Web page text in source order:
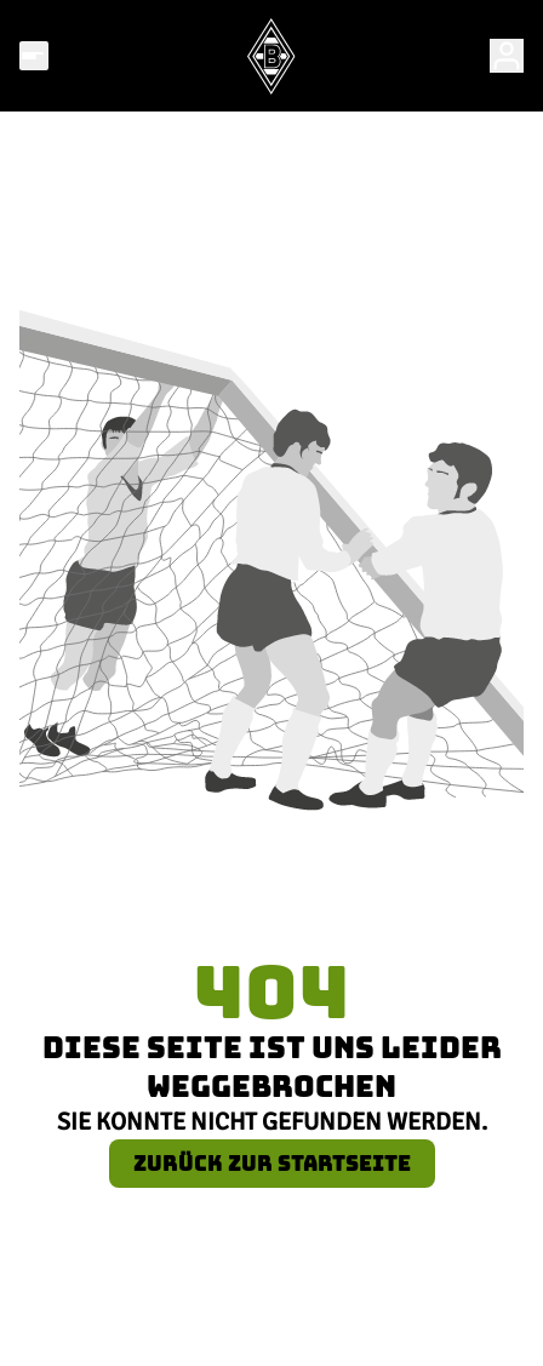
404
DIESE SEITE IST UNS LEIDER
WEGGEBROCHEN
SIE KONNTE NICHT GEFUNDEN WERDEN.
ZURÜCK ZUR STARTSEITE